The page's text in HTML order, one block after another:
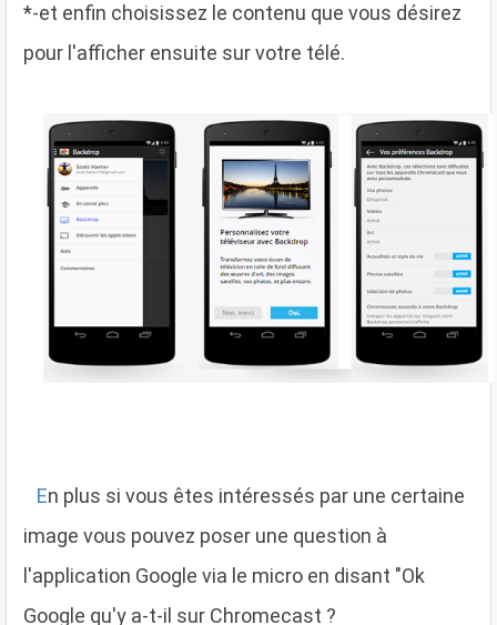
*-et enfin choisissez le contenu que vous désirez
pour l'afficher ensuite sur votre télé.
En plus si vous êtes intéressés par une certaine
image vous pouvez poser une question à
l'application Google via le micro en disant "Ok
Google qu'y a-t-il sur Chromecast ?